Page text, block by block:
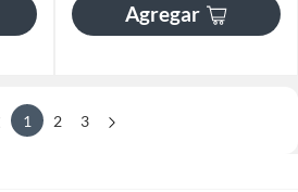
Agregar
1 2 3